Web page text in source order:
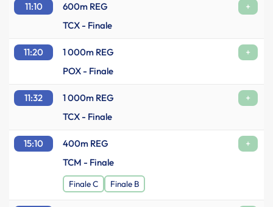
11:10 600m REG
+
TCX - Finale
11:20 1 000m REG
+
POX - Finale
11:32 1 000m REG
+
TCX - Finale
15:10 400m REG
+
TCM - Finale
Finale C Finale B